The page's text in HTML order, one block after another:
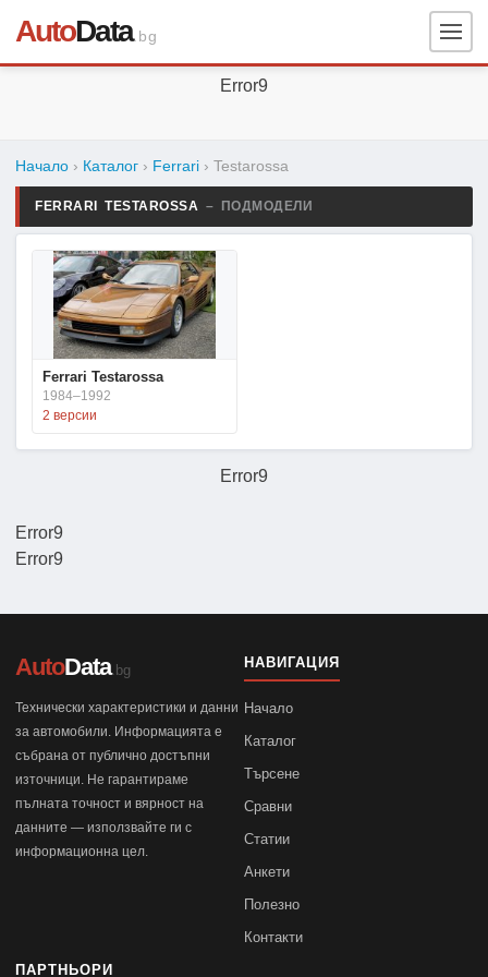
AutoData.bg
Error9
Error9
Начало › Каталог › Ferrari › Testarossa
FERRARI TESTAROSSA – ПОДМОДЕЛИ
Ferrari Testarossa
1984–1992
2 версии
Error9
Error9
AutoData.bg
Технически характеристики и данни
за автомобили. Информацията е
събрана от публично достъпни
източници. Не гарантираме
пълната точност и вярност на
данните — използвайте ги с
информационна цел.
НАВИГАЦИЯ
Начало
Каталог
Търсене
Сравни
Статии
Анкети
Полезно
Контакти
ПАРТНЬОРИ